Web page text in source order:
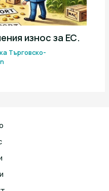
износ за ЕС.
Търговско-